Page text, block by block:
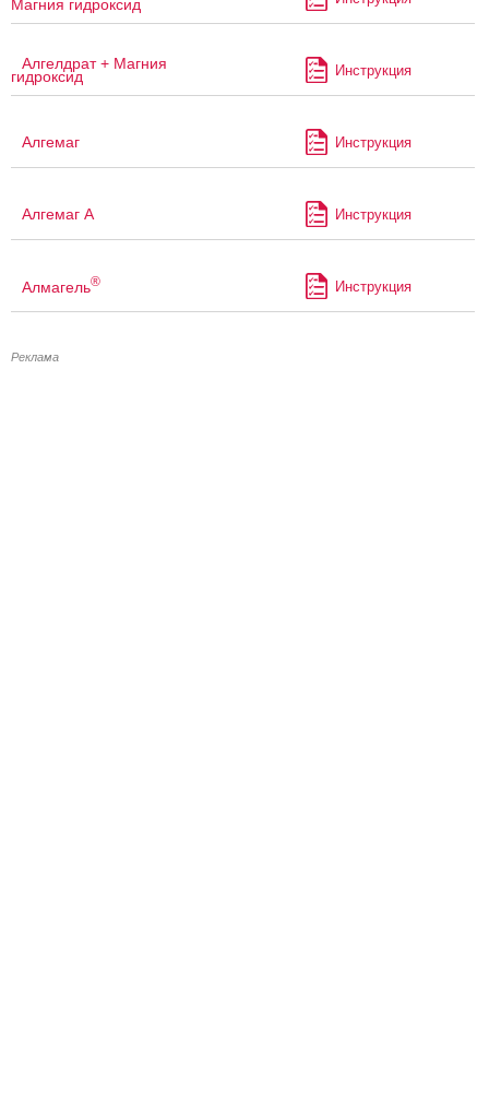
Магния гидроксид
Алгелдрат + Магния
гидроксид Инструкция
Алгемаг Инструкция
Алгемаг А Инструкция
Алмагель® Инструкция
Реклама